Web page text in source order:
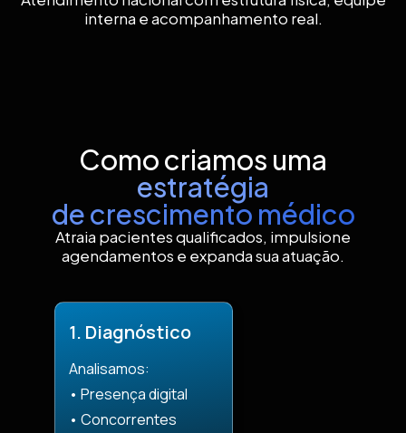
interna e acompanhamento real.
Como criamos uma
estratégia
de crescimento médico
Atraia pacientes qualificados, impulsione
agendamentos e expanda sua atuação.
1. Diagnóstico
Analisamos:
• Presença digital
• Concorrentes